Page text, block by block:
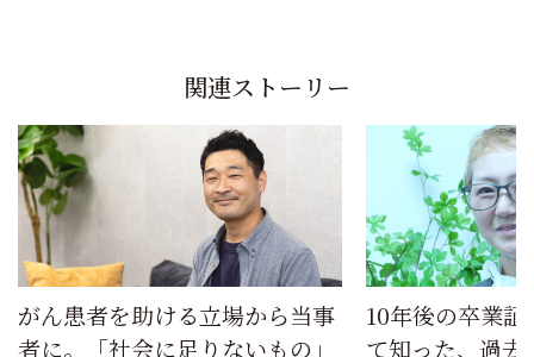
関連ストーリー
がん患者を助ける立場から当事
者に。「社会に足りないもの」
10年後の卒業
て知った、過